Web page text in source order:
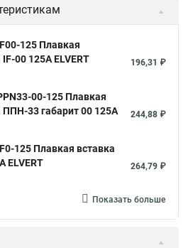
125 Плавкая
IF-00 125А ELVERT
196,31 ₽
00-125 Плавкая
ППН-33 габарит 00 125А
244,88 ₽
125 Плавкая вставка
ELVERT
264,79 ₽
Показать больше